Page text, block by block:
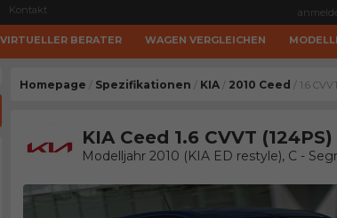
Kontakt
VIRTUELLER BERATER WAGEN VERGLEICHEN
Homepage / Spezifikationen / KIA / 2010 Ceed / 1.6
KIA Ceed 1.6 CVVT (124PS)
Modelljahr 2010 (KIA ED restyle), C -